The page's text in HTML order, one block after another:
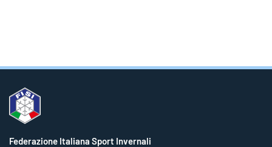
Federazione Italiana Sport Invernali